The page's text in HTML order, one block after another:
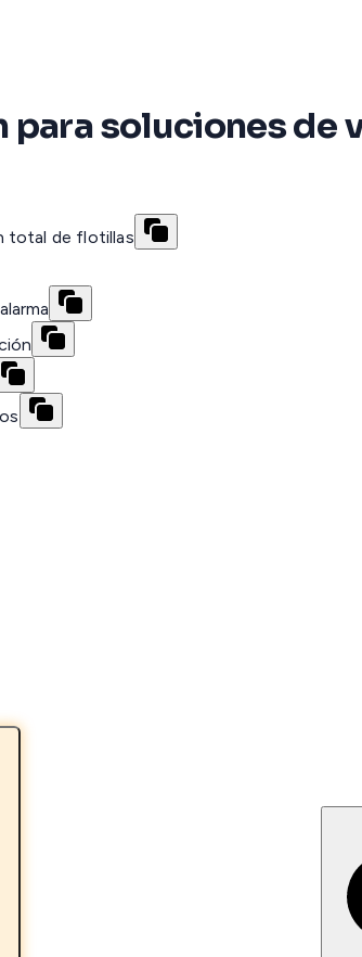
soluciones de
total de flotillas